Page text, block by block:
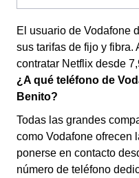
El usuario de Vodafone
sus tarifas de fijo y fibra.
contratar Netflix desde
¿A qué teléfono de
Benito?
Todas las grandes
como Vodafone ofrecen
ponerse en contacto
número de teléfono